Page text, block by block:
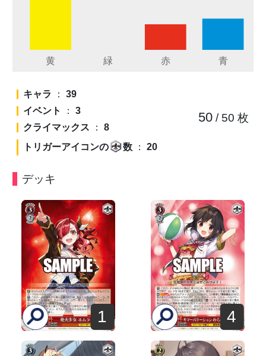
キャラ ： 39
イベント
： 3
クライマックス ： 8
トリガーアイコンの
数 ： 20
50/ 50 枚
デッキ
1 4